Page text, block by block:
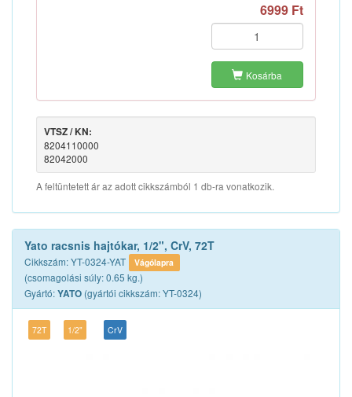
6999 Ft
Kosárba
VTSZ / KN:
8204110000
82042000
A feltüntetett ár az adott cikkszámból 1 db-ra vonatkozik.
Yato racsnis hajtókar, 1/2", CrV, 72T
Cikkszám: YT-0324-YAT Vágólapra
(csomagolási súly: 0.65 kg.)
Gyártó:YATO (gyártói cikkszám: YT-0324)
72T 1/2" CrV